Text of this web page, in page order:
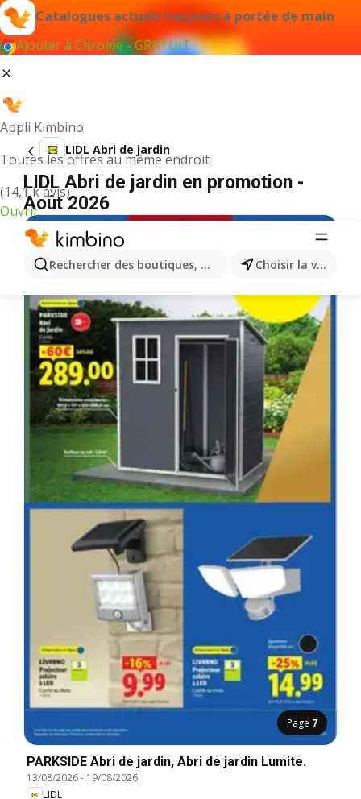
Catalogues actuels toujours à portée de main
Ajouter à Chrome - GRATUIT
Appli Kimbino
Toutes les offres au même endroit
(14,1 k avis)
Ouvrir
Rechercher des boutiques, des catégories, des Choisir la ville
LIDL Abri de jardin
LIDL Abri de jardin en promotion -
Août 2026
Page 7
PARKSIDE Abri de jardin, Abri de jardin Lumite.
13/08/2026- 19/08/2026
LIDL